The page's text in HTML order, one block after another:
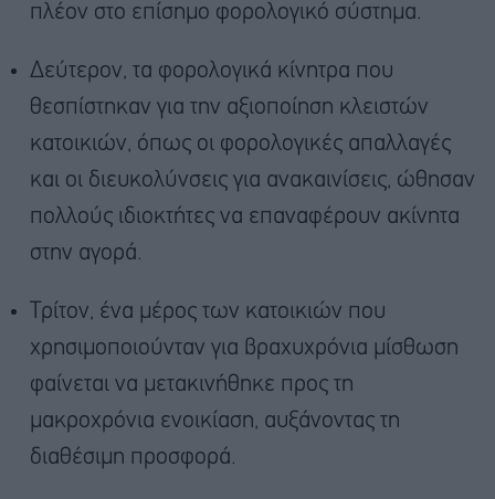
πλέον στο επίσημο φορολογικό σύστημα.
Δεύτερον, τα φορολογικά κίνητρα που
θεσπίστηκαν για την αξιοποίηση κλειστών
κατοικιών, όπως οι φορολογικές απαλλαγές
και οι διευκολύνσεις για ανακαινίσεις, ώθησαν
πολλούς ιδιοκτήτες να επαναφέρουν ακίνητα
στην αγορά.
Τρίτον, ένα μέρος των κατοικιών που
χρησιμοποιούνταν για βραχυχρόνια μίσθωση
φαίνεται να μετακινήθηκε προς τη
μακροχρόνια ενοικίαση, αυξάνοντας τη
διαθέσιμη προσφορά.